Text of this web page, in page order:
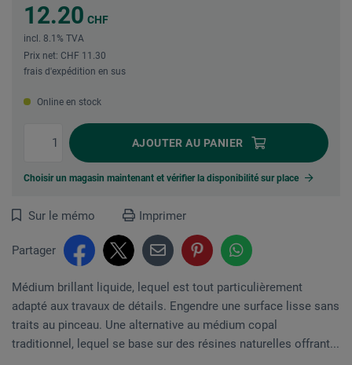
12.20 CHF
incl. 8.1% TVA
Prix net: CHF 11.30
frais d'expédition en sus
Online en stock
AJOUTER AU PANIER
Choisir un magasin maintenant et vérifier la disponibilité sur place
Sur le mémo Imprimer
Partager
Médium brillant liquide, lequel est tout particulièrement
adapté aux travaux de détails. Engendre une surface lisse sans
traits au pinceau. Une alternative au médium copal
traditionnel, lequel se base sur des résines naturelles offrant...